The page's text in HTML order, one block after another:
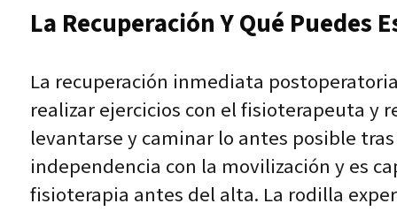
La Recuperación Y Qué Puedes
La recuperación inmediata
realizar ejercicios con el fisioterapeuta y
levantarse y caminar lo antes posible
independencia con la movilización y es
fisioterapia antes del alta. La rodilla